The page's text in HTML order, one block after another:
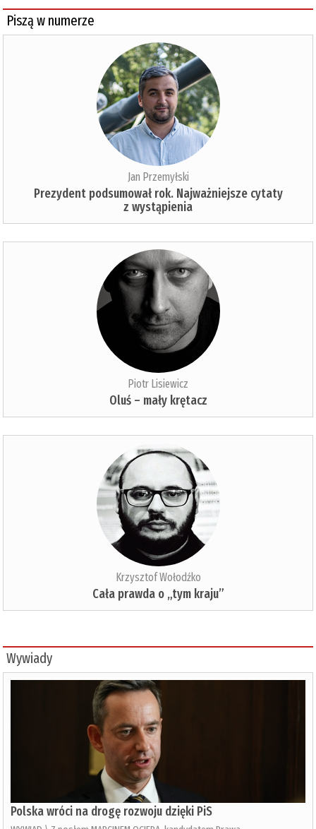
Piszą w numerze
Jan Przemyłski
Prezydent podsumował rok. Najważniejsze cytaty
z wystąpienia
Piotr Lisiewicz
Oluś – mały krętacz
Krzysztof Wołodźko
Cała prawda o „tym kraju”
Wywiady
Polska wróci na drogę rozwoju dzięki PiS